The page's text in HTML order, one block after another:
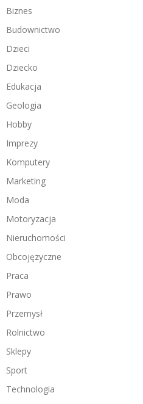
Biznes
Budownictwo
Dzieci
Dziecko
Edukacja
Geologia
Hobby
Imprezy
Komputery
Marketing
Moda
Motoryzacja
Nieruchomości
Obcojęzyczne
Praca
Prawo
Przemysł
Rolnictwo
Sklepy
Sport
Technologia